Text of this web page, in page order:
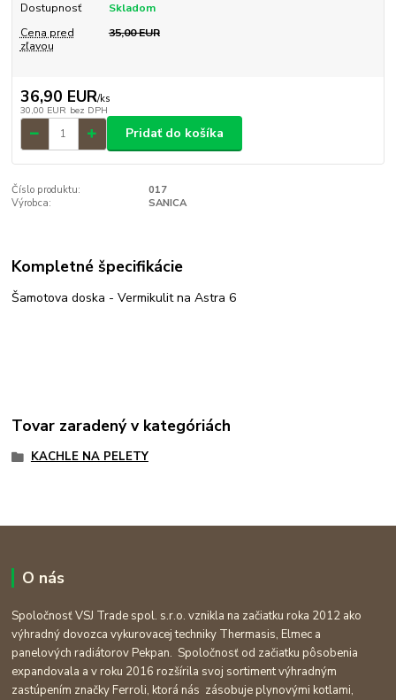
Dostupnosť
Skladom
Cena pred
zľavou
35,00 EUR
36,90 EUR/ks
30,00 EUR bez DPH
Pridať do košíka
Číslo produktu:
017
Výrobca:
SANICA
Kompletné špecifikácie
Šamotova doska - Vermikulit na Astra 6
Tovar zaradený v kategóriách
KACHLE NA PELETY
O nás
Spoločnosť VSJ Trade spol. s.r.o. vznikla na začiatku roka 2012 ako
výhradný dovozca vykurovacej techniky Thermasis, Elmec a
panelových radiátorov Pekpan. Spoločnosť od začiatku pôsobenia
expandovala a v roku 2016 rozšírila svoj sortiment výhradným
zastúpením značky Ferroli, ktorá nás zásobuje plynovými kotlami,